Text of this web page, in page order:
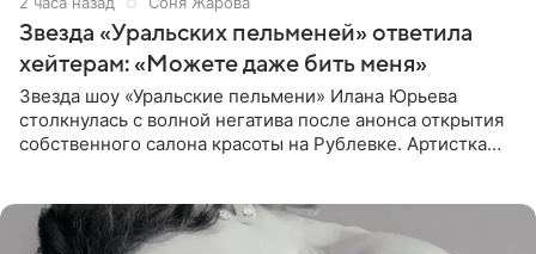
Звезда «Уральских пельменей» ответила
хейтерам: «Можете даже бить меня»
Звезда шоу «Уральские пельмени» Илана Юрьева
столкнулась с волной негатива после анонса открытия
собственного салона красоты на Рублевке. Артистка